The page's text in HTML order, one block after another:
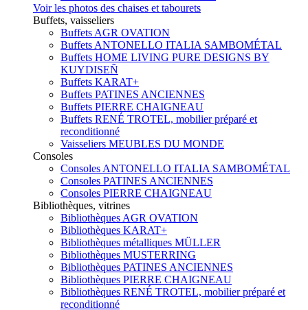
Voir les photos des chaises et tabourets
Buffets, vaisseliers
Buffets AGR OVATION
Buffets ANTONELLO ITALIA SAMBOMÉTAL
Buffets HOME LIVING PURE DESIGNS BY
KUYDISEÑ
Buffets KARAT+
Buffets PATINES ANCIENNES
Buffets PIERRE CHAIGNEAU
Buffets RENÉ TROTEL, mobilier préparé et
reconditionné
Vaisseliers MEUBLES DU MONDE
Consoles
Consoles ANTONELLO ITALIA SAMBOMÉTAL
Consoles PATINES ANCIENNES
Consoles PIERRE CHAIGNEAU
Bibliothèques, vitrines
Bibliothèques AGR OVATION
Bibliothèques KARAT+
Bibliothèques métalliques MÜLLER
Bibliothèques MUSTERRING
Bibliothèques PATINES ANCIENNES
Bibliothèques PIERRE CHAIGNEAU
Bibliothèques RENÉ TROTEL, mobilier préparé et
reconditionné